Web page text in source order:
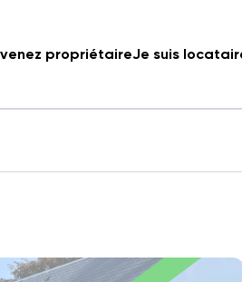
propriétaireJe suis